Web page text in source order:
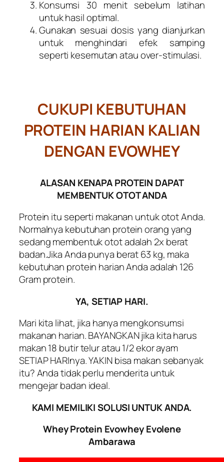
Konsumsi 30 menit sebelum latihan
untuk hasil optimal.
Gunakan sesuai dosis yang dianjurkan
untuk menghindari efek samping
seperti kesemutan atau over-stimulasi.
CUKUPI KEBUTUHAN
PROTEIN HARIAN KALIAN
DENGAN EVOWHEY
ALASAN KENAPA PROTEIN DAPAT
MEMBENTUK OTOT ANDA
Protein itu seperti makanan untuk otot Anda.
Normalnya kebutuhan protein orang yang
sedang membentuk otot adalah 2x berat
badan.Jika Anda punya berat 63 kg, maka
kebutuhan protein harian Anda adalah 126
Gram protein.
YA, SETIAP HARI.
Mari kita lihat, jika hanya mengkonsumsi
makanan harian. BAYANGKAN jika kita harus
makan 18 butir telur atau 1/2 ekor ayam
SETIAP HARInya. YAKIN bisa makan sebanyak
itu? Anda tidak perlu menderita untuk
mengejar badan ideal.
KAMI MEMILIKI SOLUSI UNTUK ANDA.
Whey Protein Evowhey Evolene
Ambarawa